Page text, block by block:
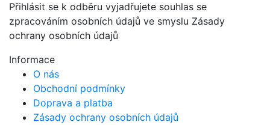
Přihlásit se k odběru vyjadřujete souhlas se
zpracováním osobních údajů ve smyslu Zásady
ochrany osobních údajů
Informace
O nás
Obchodní podmínky
Doprava a platba
Zásady ochrany osobních údajů